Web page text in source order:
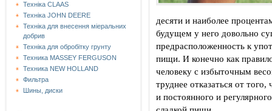
Техніка CLAAS
Техніка JOHN DEERE
Техніка для внесення міеральних
добрив
Техніка для обробітку грунту
Техника MASSEY FERGUSON
Техника NEW HOLLAND
Фильтра
Шины, диски
десяти и наиболее
будущем у него довольно
предрасположенность к
пищи. И конечно как
человеку с избыточным
труднее отказаться от
и постоянного и